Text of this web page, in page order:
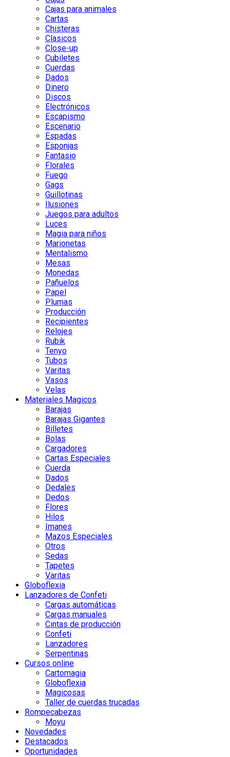
Cajas para animales
Cartas
Chisteras
Clasicos
Close-up
Cubiletes
Cuerdas
Dados
Dinero
Discos
Electrónicos
Escapismo
Escenario
Espadas
Esponjas
Fantasio
Florales
Fuego
Gags
Guillotinas
Ilusiones
Juegos para adultos
Luces
Magia para niños
Marionetas
Mentalismo
Mesas
Monedas
Pañuelos
Papel
Plumas
Producción
Recipientes
Relojes
Rubik
Tenyo
Tubos
Varitas
Vasos
Velas
Materiales Magicos
Barajas
Barajas Gigantes
Billetes
Bolas
Cargadores
Cartas Especiales
Cuerda
Dados
Dedales
Dedos
Flores
Hilos
Imanes
Mazos Especiales
Otros
Sedas
Tapetes
Varitas
Globoflexia
Lanzadores de Confeti
Cargas automáticas
Cargas manuales
Cintas de producción
Confeti
Lanzadores
Serpentinas
Cursos online
Cartomagia
Globoflexia
Magicosas
Taller de cuerdas trucadas
Rompecabezas
Moyu
Novedades
Destacados
Oportunidades